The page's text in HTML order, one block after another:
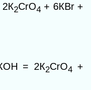
2СrO4 + 6КВr +
= 2К2СrO4 +